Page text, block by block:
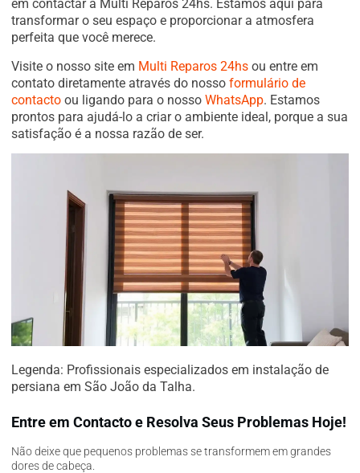
em contactar a Multi Reparos 24hs. Estamos aqui para
transformar o seu espaço e proporcionar a atmosfera
perfeita que você merece.
Visite o nosso site em Multi Reparos 24hs ou entre em
contato diretamente através do nosso formulário de
contacto ou ligando para o nosso WhatsApp. Estamos
prontos para ajudá-lo a criar o ambiente ideal, porque a sua
satisfação é a nossa razão de ser.
Legenda: Profissionais especializados em instalação de
persiana em São João da Talha.
Entre em Contacto e Resolva Seus Problemas Hoje!
Não deixe que pequenos problemas se transformem em grandes
dores de cabeça.